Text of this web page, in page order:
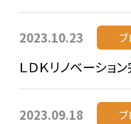
2023.10.23
ＬＤＫリノベーシ
2023.09.18